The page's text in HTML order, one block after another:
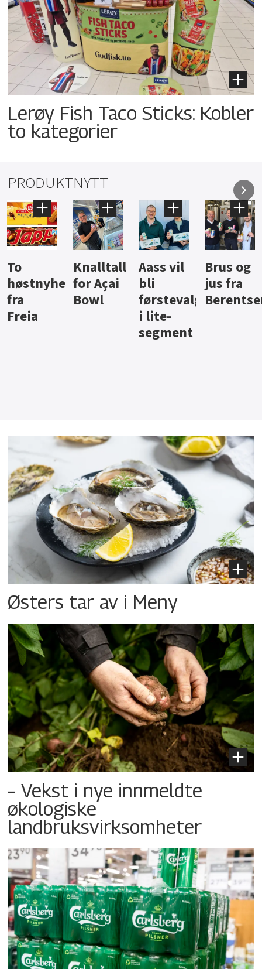
Lerøy Fish Taco Sticks: Kobler
to kategorier
PRODUKTNYTT
Knalltall
for Açai
Bowl
Aass vil
bli
førstevalg
Brus og
jus fra
Berentsen
Hard
iste fra
Hansa
Østers tar av i Meny
– Vekst i nye innmeldte
økologiske
landbruksvirksomheter